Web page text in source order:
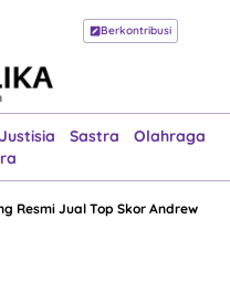
Berkontribusi
Justisia Sastra
Olahraga
Beranda
Esai
Justisia
Sastra
Olahraga
Pariwara
Resmi Jual Top Skor Andrew